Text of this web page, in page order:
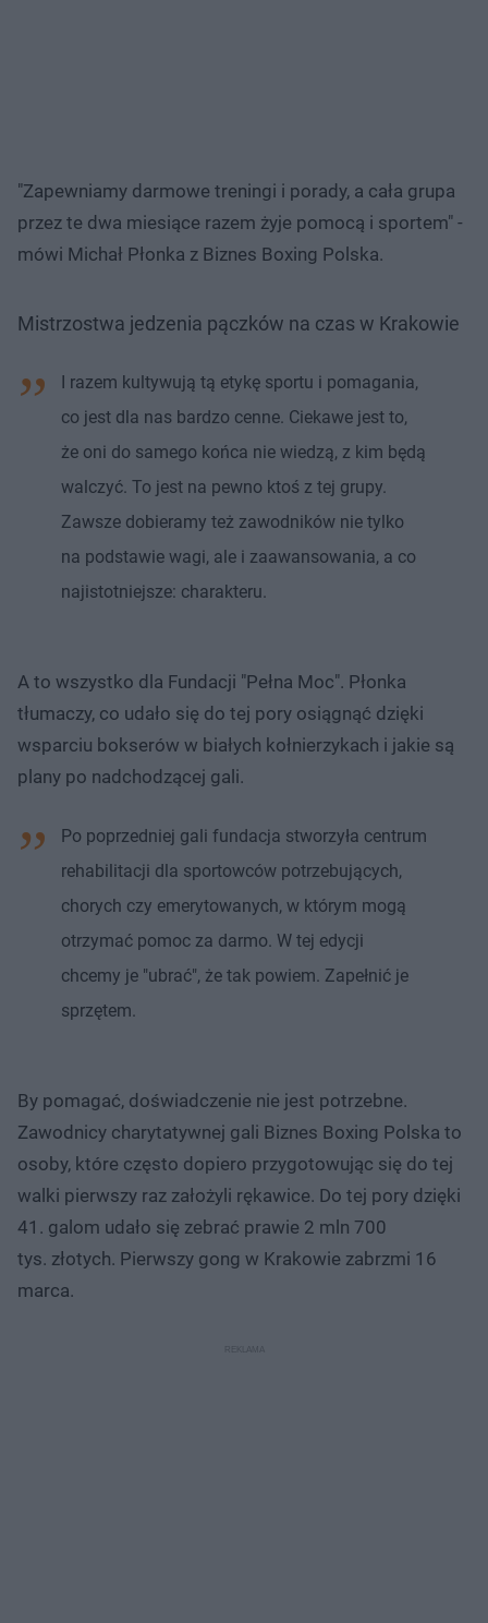
"Zapewniamy darmowe treningi i porady, a cała grupa
przez te dwa miesiące razem żyje pomocą i sportem" -
mówi Michał Płonka z Biznes Boxing Polska.
Mistrzostwa jedzenia pączków na czas w Krakowie
I razem kultywują tą etykę sportu i pomagania,
co jest dla nas bardzo cenne. Ciekawe jest to,
że oni do samego końca nie wiedzą, z kim będą
walczyć. To jest na pewno ktoś z tej grupy.
Zawsze dobieramy też zawodników nie tylko
na podstawie wagi, ale i zaawansowania, a co
najistotniejsze: charakteru.
A to wszystko dla Fundacji "Pełna Moc". Płonka
tłumaczy, co udało się do tej pory osiągnąć dzięki
wsparciu bokserów w białych kołnierzykach i jakie są
plany po nadchodzącej gali.
Po poprzedniej gali fundacja stworzyła centrum
rehabilitacji dla sportowców potrzebujących,
chorych czy emerytowanych, w którym mogą
otrzymać pomoc za darmo. W tej edycji
chcemy je "ubrać", że tak powiem. Zapełnić je
sprzętem.
By pomagać, doświadczenie nie jest potrzebne.
Zawodnicy charytatywnej gali Biznes Boxing Polska to
osoby, które często dopiero przygotowując się do tej
walki pierwszy raz założyli rękawice. Do tej pory dzięki
41. galom udało się zebrać prawie 2 mln 700
tys. złotych. Pierwszy gong w Krakowie zabrzmi 16
marca.